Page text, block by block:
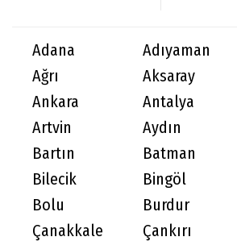
Adana Adıyaman
Ağrı
Aksaray
Ankara
Antalya
Artvin
Aydın
Bartın
Batman
Bilecik
Bingöl
Bolu
Burdur
Çanakkale
Çankırı